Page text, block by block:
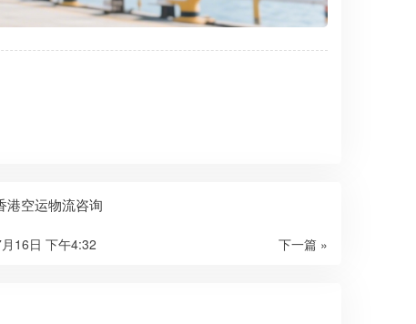
港空运物流咨询
下一篇 »
16日 下午4:32